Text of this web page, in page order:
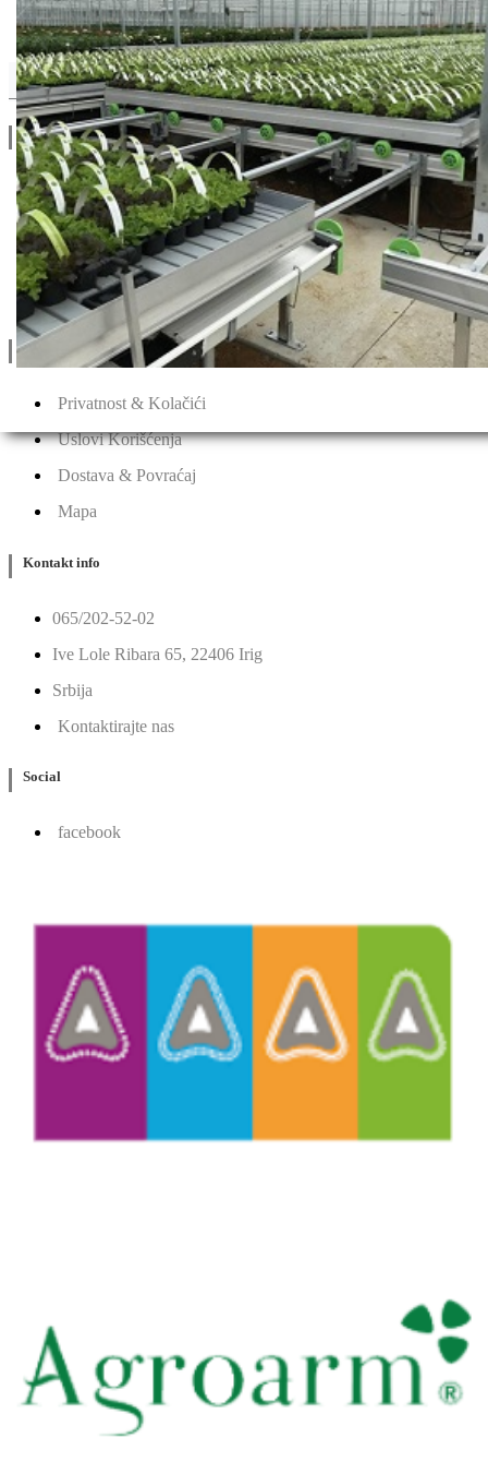
Clause
Drugi Proizvodi od Clause
Linkovi
O Nama
Katalozi
Blog
Projektovanje / Izgradnja
Informacije
Privatnost & Kolačići
Uslovi Korišćenja
Dostava & Povraćaj
Mapa
Kontakt info
065/202-52-02
Ive Lole Ribara 65, 22406 Irig
Srbija
Kontaktirajte nas
Social
facebook